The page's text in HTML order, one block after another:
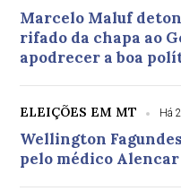
Marcelo Maluf
rifado da chapa ao
apodrecer a boa
ELEIÇÕES EM MT Há
Wellington
pelo médico